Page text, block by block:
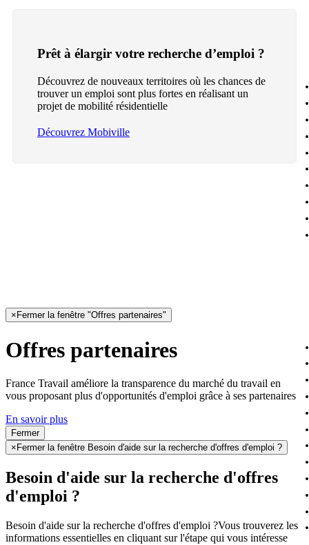
Prêt à élargir votre recherche d’emploi ?
Découvrez de nouveaux territoires où les chances de
trouver un emploi sont plus fortes en réalisant un
projet de mobilité résidentielle
Découvrez Mobiville
× Fermer la fenêtre "Offres partenaires"
Offres partenaires
France Travail améliore la transparence du marché du travail en
vous proposant plus d'opportunités d'emploi grâce à ses partenaires
En savoir plus
Fermer
× Fermer la fenêtre Besoin d'aide sur la recherche d'offres d'emploi ?
Besoin d'aide sur la recherche d'offres
d'emploi ?
Besoin d'aide sur la recherche d'offres d'emploi ?Vous trouverez les
informations essentielles en cliquant sur l'étape qui vous intéresse